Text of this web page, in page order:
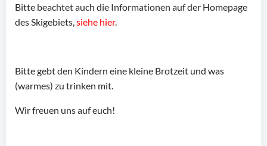
Bitte beachtet auch die Informationen auf der Homepage
des Skigebiets,siehe hier.
Bitte gebt den Kindern eine kleine Brotzeit und was
(warmes) zu trinken mit.
Wir freuen uns auf euch!